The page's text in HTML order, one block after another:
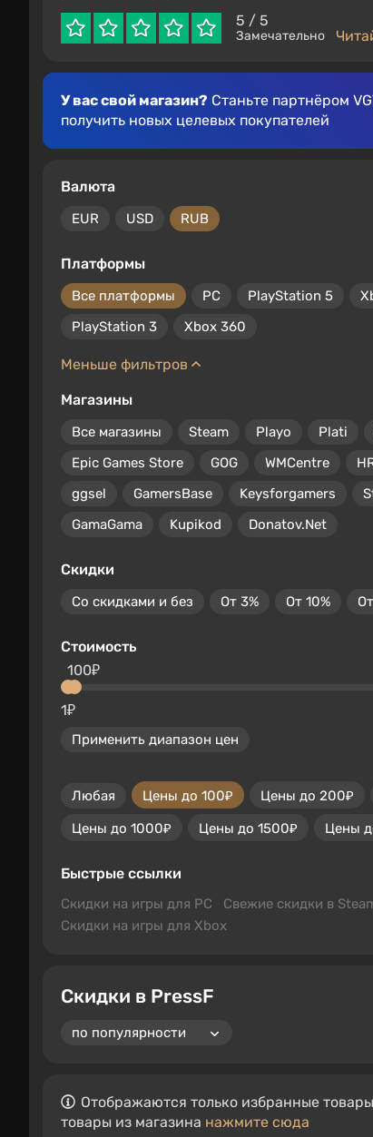
5 / 5
Замечательно
У вас свой магазин? Станьте партнёром
получить новых целевых покупателей
Валюта
EUR USD RUB
Платформы
Все платформы PC PlayStation 5
PlayStation 3
Xbox 360
Меньше фильтров
Магазины
Все магазины Steam Playo Plati
Epic Games Store
GOG WMCentre
ggsel
GamersBase Keysforgamers
GamaGama
Kupikod Donatov.Net
Скидки
Со скидками и без От 3% От 10%
Стоимость
1₽
100₽
Применить диапазон цен
Любая Цены до 100₽ Цены до 200₽
Цены до 1000₽
Цены до 1500₽ Цены
Быстрые ссылки
Скидки на игры для PC Свежие скидки в
Скидки на игры для Xbox
Скидки в PressF
Отображаются только избранные
товары из магазина нажмите сюда